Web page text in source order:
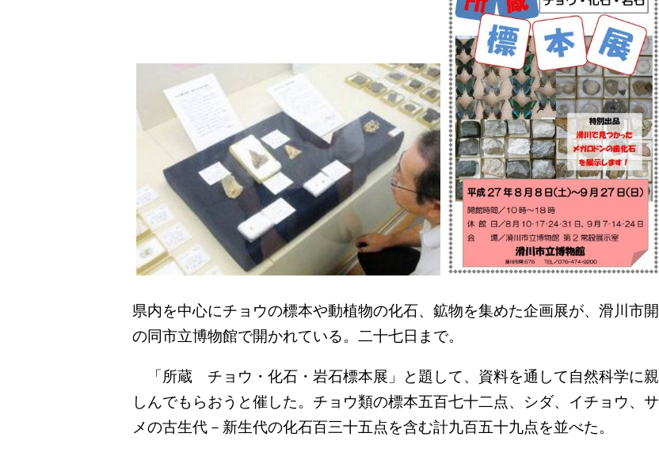
県内を中心にチョウの標本や動植物の化石、鉱物を集めた企画展が、滑川市開
の同市立博物館で開かれている。二十七日まで。
「所蔵 チョウ・化石・岩石標本展」と題して、資料を通して自然科学に親
しんでもらおうと催した。チョウ類の標本五百七十二点、シダ、イチョウ、サ
メの古生代－新生代の化石百三十五点を含む計九百五十九点を並べた。